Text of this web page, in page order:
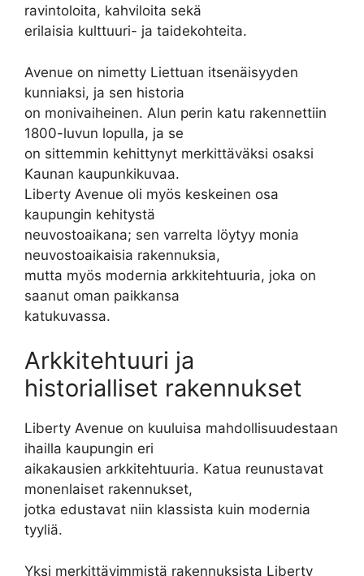
ravintoloita, kahviloita sekä
erilaisia kulttuuri- ja taidekohteita.
Avenue on nimetty Liettuan itsenäisyyden
kunniaksi, ja sen historia
on monivaiheinen. Alun perin katu rakennettiin
1800-luvun lopulla, ja se
on sittemmin kehittynyt merkittäväksi osaksi
Kaunan kaupunkikuvaa.
Liberty Avenue oli myös keskeinen osa
kaupungin kehitystä
neuvostoaikana; sen varrelta löytyy monia
neuvostoaikaisia rakennuksia,
mutta myös modernia arkkitehtuuria, joka on
saanut oman paikkansa
katukuvassa.
Arkkitehtuuri ja
historialliset rakennukset
Liberty Avenue on kuuluisa mahdollisuudestaan
ihailla kaupungin eri
aikakausien arkkitehtuuria. Katua reunustavat
monenlaiset rakennukset,
jotka edustavat niin klassista kuin modernia
tyyliä.
Yksi merkittävimmistä rakennuksista Liberty